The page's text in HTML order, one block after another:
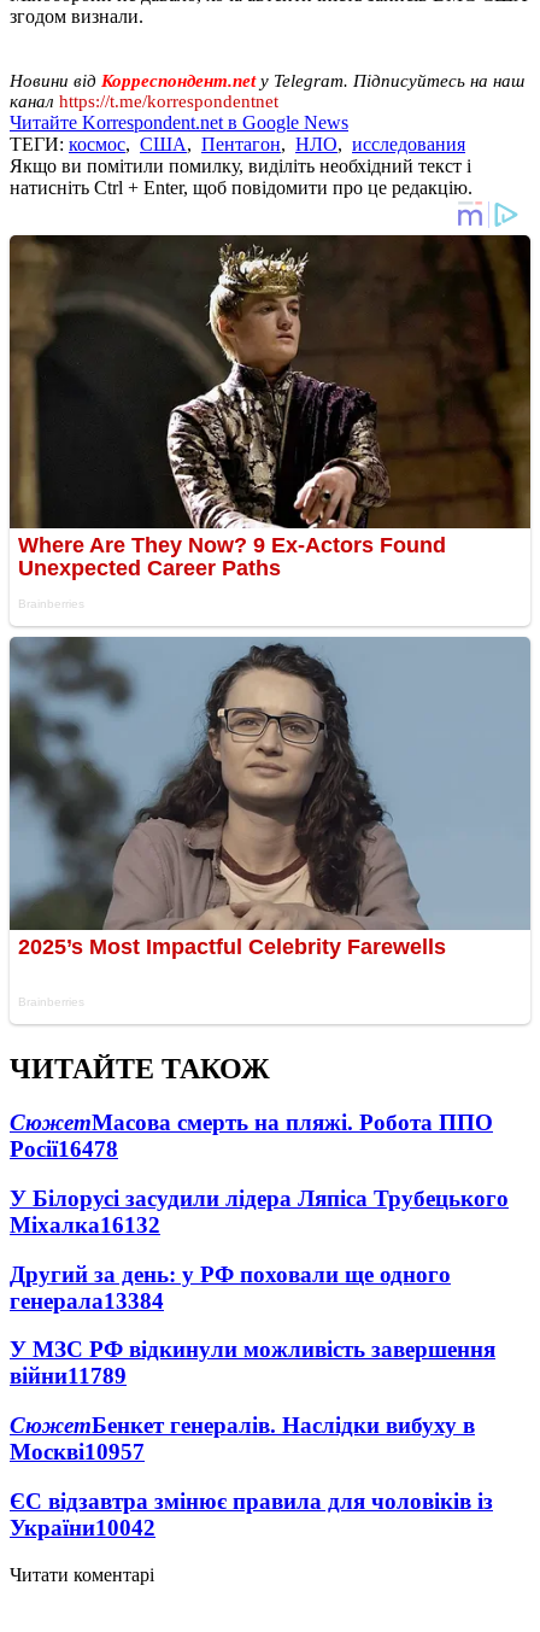
згодом визнали.
Новини від Корреспондент.net у Telegram. Підписуйтесь на наш
канал https://t.me/korrespondentnet
Читайте Korrespondent.net в Google News
ТЕГИ: космос, США, Пентагон, НЛО, исследования
Якщо ви помітили помилку, виділіть необхідний текст і
натисніть Ctrl + Enter, щоб повідомити про це редакцію.
ЧИТАЙТЕ ТАКОЖ
СюжетМасова смерть на пляжі. Робота ППО
Росії16478
У Білорусі засудили лідера Ляпіса Трубецького
Міхалка16132
Другий за день: у РФ поховали ще одного
генерала13384
У МЗС РФ відкинули можливість завершення
війни11789
СюжетБенкет генералів. Наслідки вибуху в
Москві10957
ЄС відзавтра змінює правила для чоловіків із
України10042
Читати коментарі